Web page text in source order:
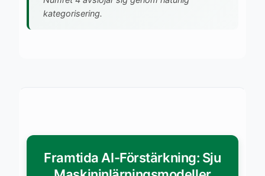
kategorisering.
Framtida AI-Förstärkning: Sju